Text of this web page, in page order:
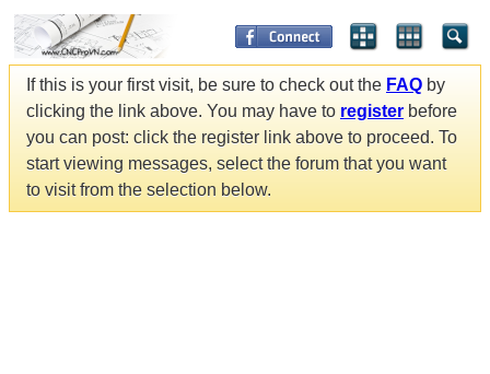
If this is your first visit, be sure to check out the FAQ by
clicking the link above. You may have to register before
you can post: click the register link above to proceed. To
start viewing messages, select the forum that you want
to visit from the selection below.